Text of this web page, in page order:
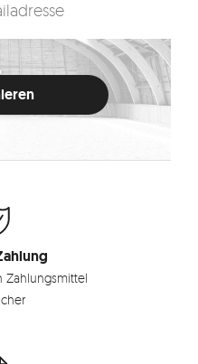
Zahlungsmittel